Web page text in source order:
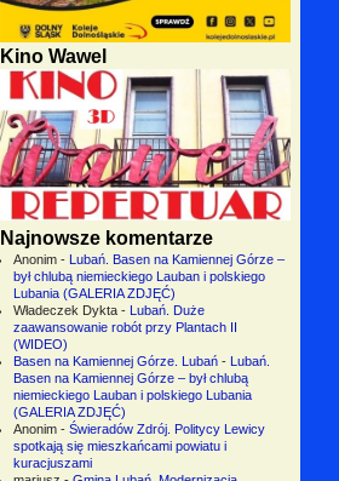
Kino Wawel
Najnowsze komentarze
Anonim-
Lubań. Basen na Kamiennej Górze –
był chlubą niemieckiego Lauban i polskiego
Lubania (GALERIA ZDJĘĆ)
Władeczek Dykta-
Lubań. Duże
zaawansowanie robót przy Plantach II
(WIDEO)
Basen na Kamiennej Górze. Lubań-
Lubań.
Basen na Kamiennej Górze – był chlubą
niemieckiego Lauban i polskiego Lubania
(GALERIA ZDJĘĆ)
Anonim- Świeradów Zdrój. Politycy Lewicy
spotkają się mieszkańcami powiatu i
kuracjuszami